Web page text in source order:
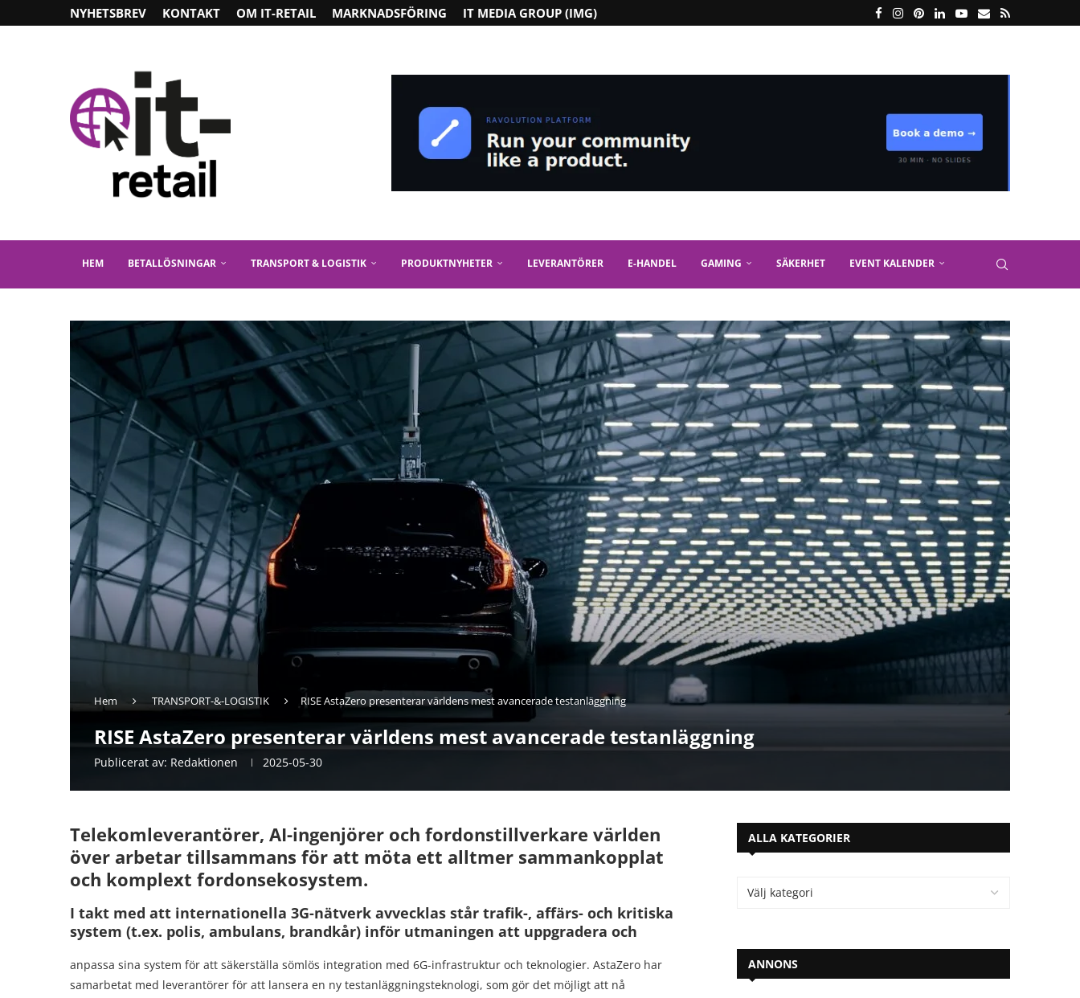
NYHETSBREV KONTAKT OM IT-RETAIL MARKNADSFÖRING IT MEDIA GROUP (IMG)
HEM BETALLÖSNINGAR TRANSPORT & LOGISTIK PRODUKTNYHETER LEVERANTÖRER E-HANDEL GAMING SÄKERHET EVENT KALENDER
Hem TRANSPORT-&-LOGISTIK RISE AstaZero presenterar världens mest avancerade testanläggning
RISE AstaZero presenterar världens mest avancerade testanläggning
Publicerat av: Redaktionen 2025-05-30
Telekomleverantörer, AI-ingenjörer och fordonstillverkare världen
över arbetar tillsammans för att möta ett alltmer sammankopplat
och komplext fordonsekosystem.
I takt med att internationella 3G-nätverk avvecklas står trafik-, affärs- och kritiska
system (t.ex. polis, ambulans, brandkår) inför utmaningen att uppgradera och
anpassa sina system för att säkerställa sömlös integration med 6G-infrastruktur och teknologier. AstaZero har
samarbetat med leverantörer för att lansera en ny testanläggningsteknologi, som gör det möjligt att nå
ALLA KATEGORIER
ANNONS